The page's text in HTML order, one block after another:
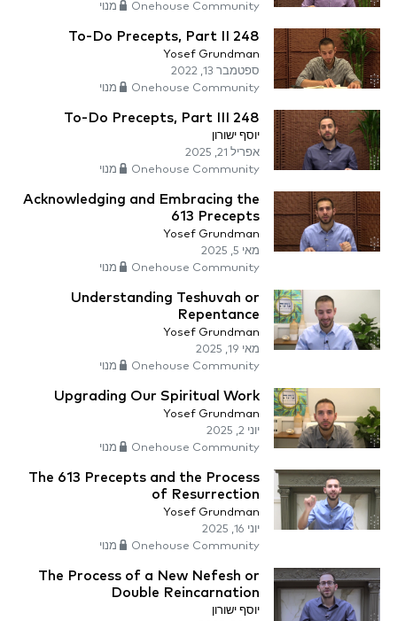
Onehouse Community מנוי
248 To-Do Precepts, Part II
Yosef Grundman
ספטמבר 13, 2022
Onehouse Community מנוי
248 To-Do Precepts, Part III
יוסף ישורון
אפריל 21, 2025
Onehouse Community מנוי
Acknowledging and Embracing the
613 Precepts
Yosef Grundman
מאי 5, 2025
Onehouse Community מנוי
Understanding Teshuvah or
Repentance
Yosef Grundman
מאי 19, 2025
Onehouse Community מנוי
Upgrading Our Spiritual Work
Yosef Grundman
יוני 2, 2025
Onehouse Community מנוי
The 613 Precepts and the Process
of Resurrection
Yosef Grundman
יוני 16, 2025
Onehouse Community מנוי
The Process of a New Nefesh or
Double Reincarnation
יוסף ישורון